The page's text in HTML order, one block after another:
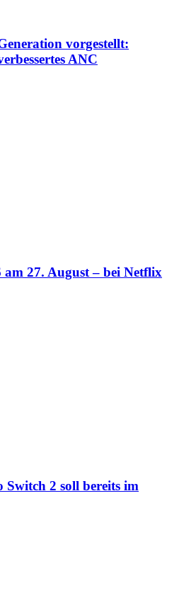
vorgestellt:
ANC
27. August – bei Netflix
2 soll bereits im